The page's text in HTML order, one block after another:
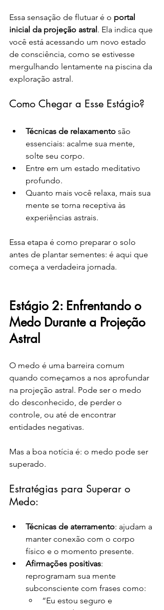
Essa sensação de flutuar é o portal
inicial da projeção astral . Ela indica que
você está acessando um novo estado
de consciência, como se estivesse
mergulhando lentamente na piscina da
exploração astral.
Como Chegar a Esse Estágio?
Técnicas de relaxamento são
essenciais: acalme sua mente,
solte seu corpo.
Entre em um estado meditativo
profundo.
Quanto mais você relaxa, mais sua
mente se torna receptiva às
experiências astrais.
Essa etapa é como preparar o solo
antes de plantar sementes: é aqui que
começa a verdadeira jornada.
Estágio 2: Enfrentando o
Medo Durante a Projeção
Astral
O medo é uma barreira comum
quando começamos a nos aprofundar
na projeção astral. Pode ser o medo
do desconhecido, de perder o
controle, ou até de encontrar
entidades negativas.
Mas a boa notícia é: o medo pode ser
superado.
Estratégias para Superar o
Medo:
Técnicas de aterramento: ajudam a
manter conexão com o corpo
físico e o momento presente.
Afirmações positivas:
reprogramam sua mente
subconsciente com frases como:
“Eu estou seguro e